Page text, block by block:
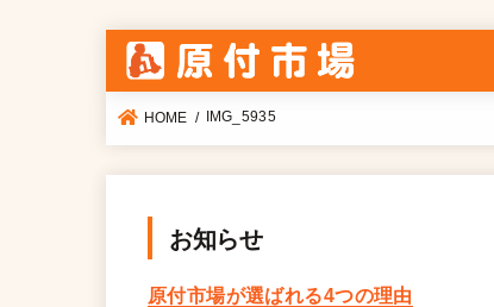
HOME IMG_5935
お知らせ
原付市場が選ばれる4つの理由